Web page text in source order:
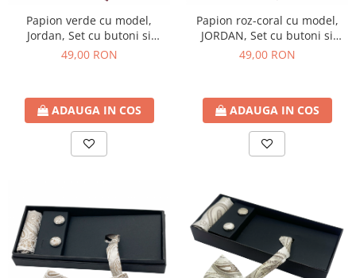
Papion verde cu model,
Jordan, Set cu butoni si
batista
49,00 RON
ADAUGA IN COS
Papion roz-coral cu model,
JORDAN, Set cu butoni si
batista
49,00 RON
ADAUGA IN COS